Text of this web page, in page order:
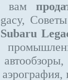
вам
Subaru